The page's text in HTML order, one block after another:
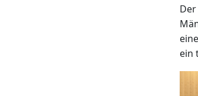
ein